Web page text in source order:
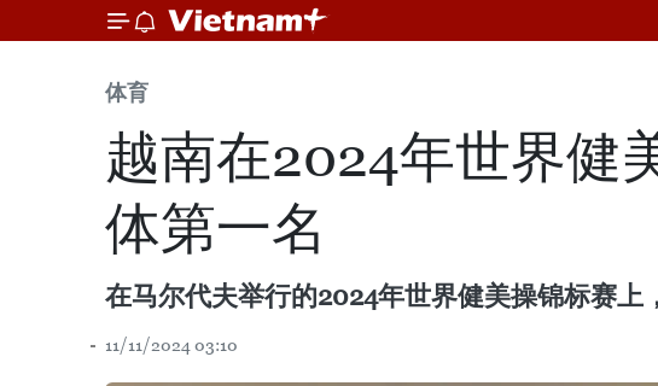
体育
越南在2024年世界健
体第一名
在马尔代夫举行的2024年世界健美操锦标赛上
11/11/2024 03:10